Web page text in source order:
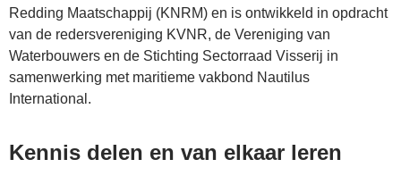
Redding Maatschappij (KNRM) en is ontwikkeld in opdracht
van de redersvereniging KVNR, de Vereniging van
Waterbouwers en de Stichting Sectorraad Visserij in
samenwerking met maritieme vakbond Nautilus
International.
Kennis delen en van elkaar leren